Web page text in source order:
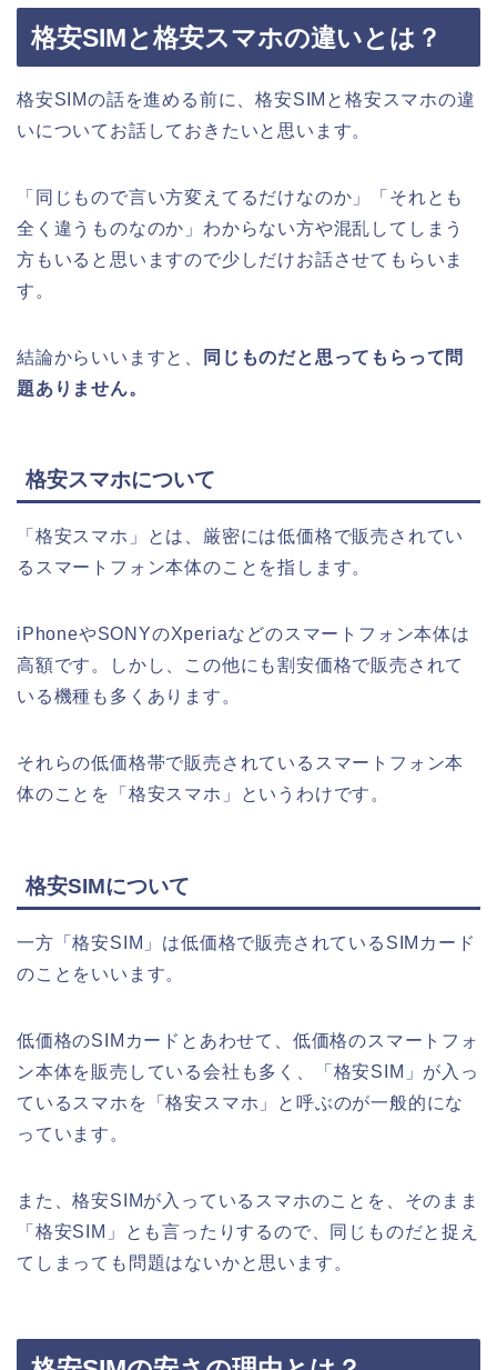
格安SIMと格安スマホの違いとは？
格安SIMの話を進める前に、格安SIMと格安スマホの違
いについてお話しておきたいと思います。
「同じもので言い方変えてるだけなのか」「それとも
全く違うものなのか」わからない方や混乱してしまう
方もいると思いますので少しだけお話させてもらいま
す。
結論からいいますと、
同じものだと思ってもらって問
題ありません。
格安スマホについて
「格安スマホ」とは、厳密には低価格で販売されてい
るスマートフォン本体のことを指します。
iPhoneやSONYのXperiaなどのスマートフォン本体は
高額です。しかし、この他にも割安価格で販売されて
いる機種も多くあります。
それらの低価格帯で販売されているスマートフォン本
体のことを「格安スマホ」というわけです。
格安SIMについて
一方「格安SIM」は低価格で販売されているSIMカード
のことをいいます。
低価格のSIMカードとあわせて、低価格のスマートフォ
ン本体を販売している会社も多く、「格安SIM」が入っ
ているスマホを「格安スマホ」と呼ぶのが一般的にな
っています。
また、格安SIMが入っているスマホのことを、そのまま
「格安SIM」とも言ったりするので、同じものだと捉え
てしまっても問題はないかと思います。